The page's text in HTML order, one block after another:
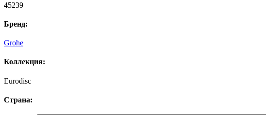
45239
Бренд:
Grohe
Коллекция:
Eurodisc
Страна: